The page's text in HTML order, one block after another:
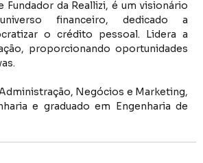
Fundador da Reallizi, é um visionário
financeiro, dedicado a
o crédito pessoal. Lidera a
proporcionando oportunidades
Negócios e Marketing,
e graduado em Engenharia de